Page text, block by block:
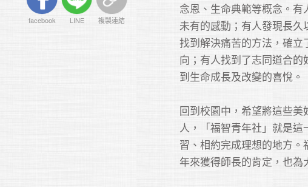
facebook LINE 複製連結
念恩、生命典範等概念。有
未有的感動；有人發現長久
找到解決痛苦的方法，確立
向；有人找到了志同道合的
到生命成長及改變的喜悅。
回到校園中，希望將這些美
人，「福智青年社」就是這
習、相約完成理想的地方
年來獲得師長的肯定，也為